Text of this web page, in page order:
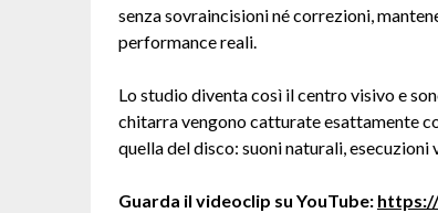
senza sovraincisioni né correzioni,
performance reali.
Lo studio diventa così il centro visivo e
chitarra vengono catturate esattamente
quella del disco: suoni naturali, esecuzioni
Guarda il videoclip su YouTube: